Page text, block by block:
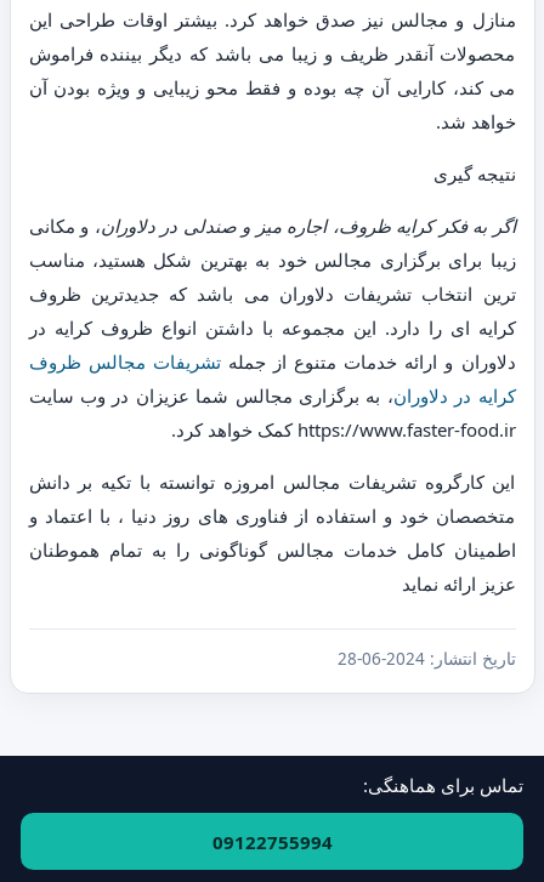
منازل و مجالس نیز صدق خواهد کرد. بیشتر اوقات طراحی این
محصولات آنقدر ظریف و زیبا می باشد که دیگر بیننده فراموش
می کند، کارایی آن چه بوده و فقط محو زیبایی و ویژه بودن آن
خواهد شد.
نتیجه گیری
اگر به فکر کرایه ظروف، اجاره میز و صندلی در دلاوران، و مکانی
زیبا برای برگزاری مجالس خود به بهترین شکل هستید، مناسب
ترین انتخاب تشریفات دلاوران می باشد که جدیدترین ظروف
کرایه ای را دارد. این مجموعه با داشتن انواع ظروف کرایه در
دلاوران و ارائه خدمات متنوع از جملهتشریفات مجالس ظروف
کرایه در دلاوران، به برگزاری مجالس شما عزیزان در وب سایت
https://www.faster-food.ir کمک خواهد کرد.
این کارگروه تشریفات مجالس امروزه توانسته با تکیه بر دانش
متخصصان خود و استفاده از فناوری های روز دنیا ، با اعتماد و
اطمینان کامل خدمات مجالس گوناگونی را به تمام هموطنان
عزیز ارائه نماید
تاریخ انتشار:2024-06-28
تماس برای هماهنگی:
09122755994
·ارتباط با ما